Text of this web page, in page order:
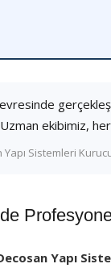
ekibimiz,
Sistemleri
Yapı